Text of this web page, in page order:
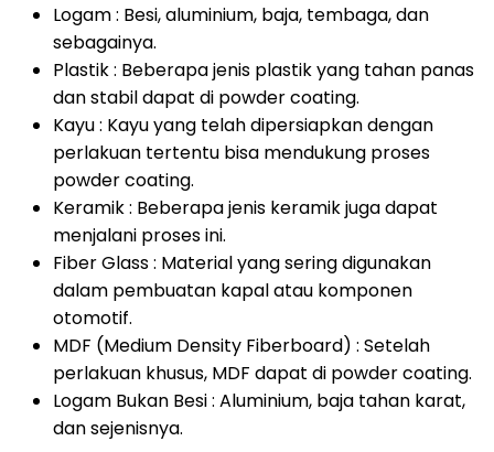
Logam : Besi, aluminium, baja, tembaga, dan
sebagainya.
Plastik : Beberapa jenis plastik yang tahan panas
dan stabil dapat di powder coating.
Kayu : Kayu yang telah dipersiapkan dengan
perlakuan tertentu bisa mendukung proses
powder coating.
Keramik : Beberapa jenis keramik juga dapat
menjalani proses ini.
Fiber Glass : Material yang sering digunakan
dalam pembuatan kapal atau komponen
otomotif.
MDF (Medium Density Fiberboard) : Setelah
perlakuan khusus, MDF dapat di powder coating.
Logam Bukan Besi : Aluminium, baja tahan karat,
dan sejenisnya.